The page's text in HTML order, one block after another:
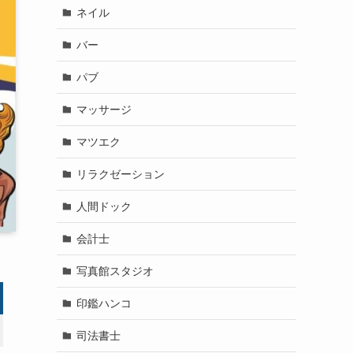
ネイル
バー
パブ
マッサージ
マツエク
リラクゼーション
人間ドック
会計士
写真館スタジオ
印鑑ハンコ
司法書士